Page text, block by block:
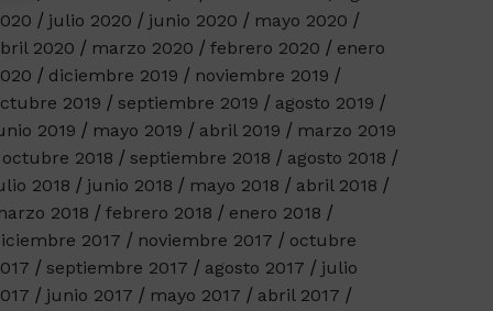
julio 2020 junio 2020
mayo 2020
2020
marzo 2020 febrero 2020
enero
diciembre 2019
noviembre 2019
2019
septiembre 2019
agosto 2019
2019
mayo 2019 abril 2019
marzo 2019
octubre 2018
septiembre 2018
agosto 2018
2018
junio 2018 mayo 2018
abril 2018
2018
febrero 2018
enero 2018
2017
noviembre 2017
octubre
septiembre 2017 agosto 2017
julio
junio 2017 mayo 2017
abril 2017